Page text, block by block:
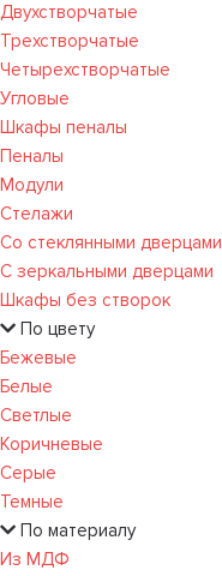
Двухстворчатые
Трехстворчатые
Четырехстворчатые
Угловые
Шкафы пеналы
Пеналы
Модули
Стелажи
Со стеклянными дверцами
С зеркальными дверцами
Шкафы без створок
По цвету
Бежевые
Белые
Светлые
Коричневые
Серые
Темные
По материалу
Из МДФ